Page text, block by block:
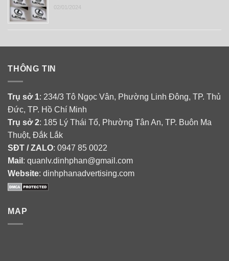
02/01/2024
THÔNG TIN
Trụ sở 1: 234/3 Tô Ngọc Vân, Phường Linh Đông, TP. Thủ
Đức, TP. Hồ Chí Minh
Trụ sở 2: 185 Lý Thái Tổ, Phường Tân An, TP. Buôn Ma
Thuột, Đắk Lắk
SĐT / ZALO: 0947 85 0022
Mail : quanlv.dinhphan@gmail.com
Website: dinhphanadvertising.com
MAP